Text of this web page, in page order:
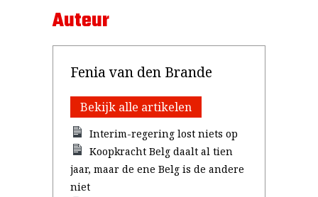
Auteur
Fenia van den Brande
Bekijk alle artikelen
Interim-regering lost niets op
Koopkracht Belg daalt al tien
jaar, maar de ene Belg is de andere
niet